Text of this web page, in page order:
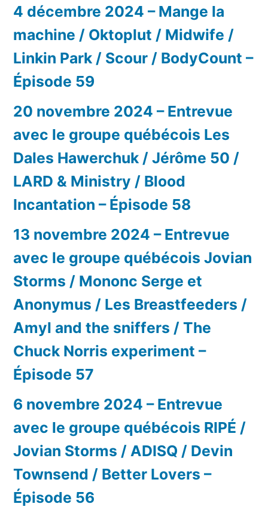
4 décembre 2024 – Mange la
machine / Oktoplut / Midwife /
Linkin Park / Scour / BodyCount –
Épisode 59
20 novembre 2024 – Entrevue
avec le groupe québécois Les
Dales Hawerchuk / Jérôme 50 /
LARD & Ministry / Blood
Incantation – Épisode 58
13 novembre 2024 – Entrevue
avec le groupe québécois Jovian
Storms / Mononc Serge et
Anonymus / Les Breastfeeders /
Amyl and the sniffers / The
Chuck Norris experiment –
Épisode 57
6 novembre 2024 – Entrevue
avec le groupe québécois RIPÉ /
Jovian Storms / ADISQ / Devin
Townsend / Better Lovers –
Épisode 56